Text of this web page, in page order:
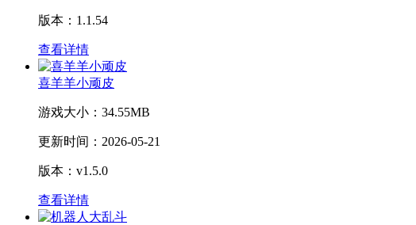
版本：1.1.54
查看详情
喜羊羊小顽皮
游戏大小： 34.55MB
更新时间： 2026-05-21
版本：v1.5.0
查看详情